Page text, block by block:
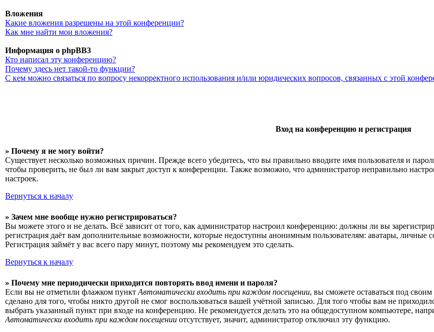
Вложения
Какие вложения разрешены на этой конференции?
Как мне найти мои вложения?
Информация о phpBB3
Кто написал эту конференцию?
Почему здесь нет такой-то функции?
С кем можно связаться по вопросу некорректного использования и/или юридических вопросов, связанных с этой
Вход на конференцию и регистрация
» Почему я не могу войти?
Существует несколько возможных причин. Прежде всего убедитесь, что вы правильно вводите имя пользователя и
чтобы проверить, не был ли вам закрыт доступ к конференции. Также возможно, что администратор неправильно
настроек.
Вернуться к началу
» Зачем мне вообще нужно регистрироваться?
Вы можете этого и не делать. Всё зависит от того, как администратор настроил конференцию: должны ли вы
регистрация даёт вам дополнительные возможности, которые недоступны анонимным пользователям: аватары, личные
Регистрация займёт у вас всего пару минут, поэтому мы рекомендуем это сделать.
Вернуться к началу
» Почему мне периодически приходится повторять ввод имени и пароля?
Если вы не отметили флажком пункт Автоматически входить при каждом посещении, вы сможете оставаться под
сделано для того, чтобы никто другой не смог воспользоваться вашей учётной записью. Для того чтобы вам не
выбрать указанный пункт при входе на конференцию. Не рекомендуется делать это на общедоступном компьютере,
Автоматически входить при каждом посещении отсутствует, значит, администратор отключил эту функцию.